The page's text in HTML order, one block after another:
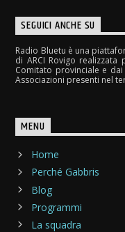
SEGUICI ANCHE SU
Radio Bluetu è una
di ARCI Rovigo
Comitato provinciale e
Associazioni presenti nel
MENU
Home
Perché Gabbris
Blog
Programmi
La squadra